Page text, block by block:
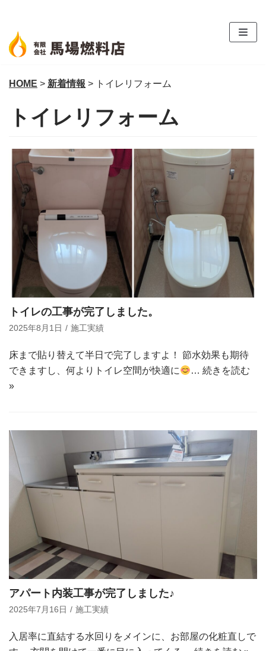
ン
テ
ン
へ
ス
キ
HOME > 新着情報 > トイレリフォーム
トイレリフォーム
トイレの工事が完了しました。
2025年8月1日 施工実績
床まで貼り替えて半日で完了しますよ！ 節水効果も期待
できますし、何よりトイレ空間が快適に
…続きを読む
»
アパート内装工事が完了しました♪
2025年7月16日 施工実績
入居率に直結する水回りをメインに、お部屋の化粧直しで